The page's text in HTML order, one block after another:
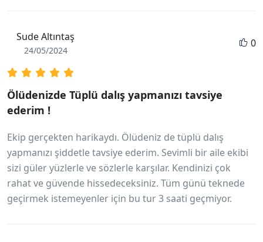
Sude Altıntaş
24/05/2024
0
Ölüdenizde Tüplü dalış yapmanızı tavsiye
ederim !
Ekip gerçekten harikaydı. Ölüdeniz de tüplü dalış
yapmanızı şiddetle tavsiye ederim. Sevimli bir aile ekibi
sizi güler yüzlerle ve sözlerle karşılar. Kendinizi çok
rahat ve güvende hissedeceksiniz. Tüm günü teknede
geçirmek istemeyenler için bu tur 3 saati geçmiyor.